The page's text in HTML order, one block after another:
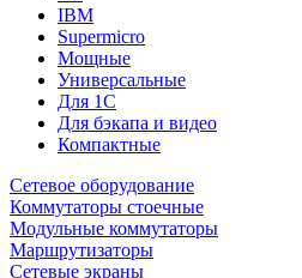
IBM
Supermicro
Мощные
Универсальные
Для 1С
Для бэкапа и видео
Компактные
Сетевое оборудование
Коммутаторы стоечные
Модульные коммутаторы
Маршрутизаторы
Сетевые экраны